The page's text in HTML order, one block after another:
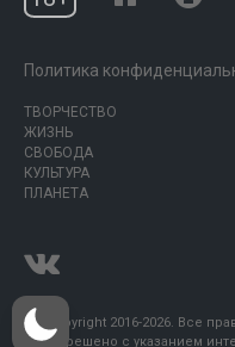
Политика
ТВОРЧЕСТВО
ЖИЗНЬ
СВОБОДА
КУЛЬТУРА
ПЛАНЕТА
© Copyright 2016-2026. Все
разрешено с указанием